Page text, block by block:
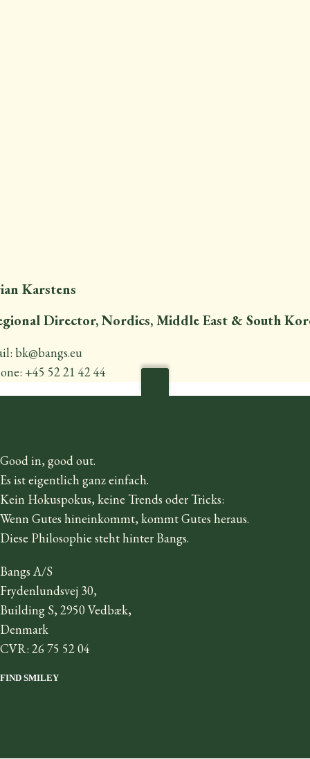
Karstens
Director, Nordics, Middle East & South
bk@bangs.eu
+45 52 21 42 44
Good in, good out.
Es ist eigentlich ganz einfach.
Kein Hokuspokus, keine Trends oder Tricks:
Wenn Gutes hineinkommt, kommt Gutes heraus.
Diese Philosophie steht hinter Bangs.
Bangs A/S
Frydenlundsvej 30,
Building S, 2950 Vedbæk,
Denmark
CVR: 26 75 52 04
FIND SMILEY